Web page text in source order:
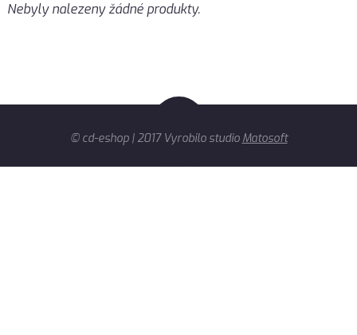
Nebyly nalezeny žádné produkty.
© cd-eshop | 2017 Vyrobilo studio Matosoft